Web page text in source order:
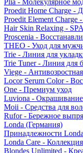
Plia - Молекулярное
Proedit Home Charge -
Proedit Element
Hair Skin Relaxing -
Proscenia -
THEO - Уход для
Trie - Линия для
Trie Tuner - Линия для
Viege -
Locor Serum Color -
One - Премиум уход
Luviona - Окрашивание
Moii - Средства для
Rufor - Бережное
Londa (Германия)
Принадлежности Londa
Londa Care -
Blondes Unlimited -